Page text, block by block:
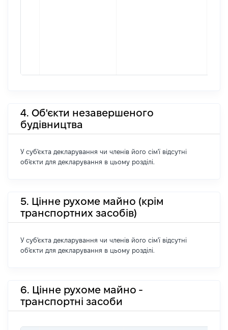
4. Об'єкти незавершеного
будівництва
У суб'єкта декларування чи членів його сім'ї відсутні
об'єкти для декларування в цьому розділі.
5. Цінне рухоме майно (крім
транспортних засобів)
У суб'єкта декларування чи членів його сім'ї відсутні
об'єкти для декларування в цьому розділі.
6. Цінне рухоме майно -
транспортні засоби